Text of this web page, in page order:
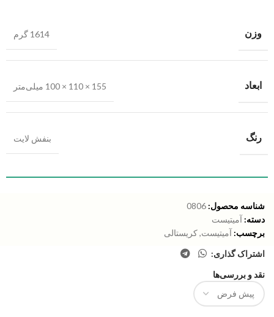
وزن 1614 گرم
ابعاد 155 × 110 × 100 میلی‌متر
رنگ بنفش لایت
شناسه محصول: 0806
دسته: آمیتیست
برچسب: آمیتیست,کریستالی
اشتراک گذاری:
نقد و بررسی‌ها